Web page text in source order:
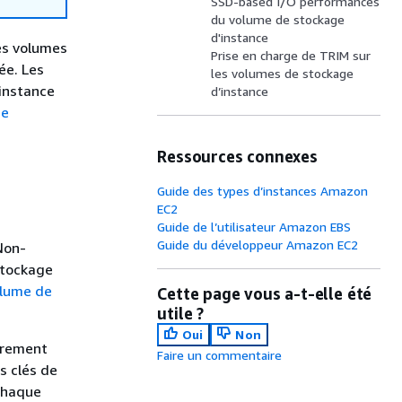
volumes
Les
de
clés de
du volume de stockage
d'instance
Prise en charge de TRIM sur
les volumes de stockage
d’instance
Ressources connexes
Guide des types d’instances Amazon
EC2
Guide de l’utilisateur Amazon EBS
Guide du développeur Amazon EC2
Cette page vous a-t-elle été
utile ?
Oui
Non
Faire un commentaire